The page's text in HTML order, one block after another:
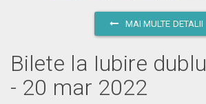
MAI MULTE DETALII
Bilete la Iubire
- 20 mar 2022